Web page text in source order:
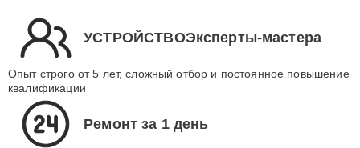
УСТРОЙСТВОЭксперты-мастера
Опыт строго от 5 лет, сложный отбор и постоянное повышение
квалификации
Ремонт за 1 день